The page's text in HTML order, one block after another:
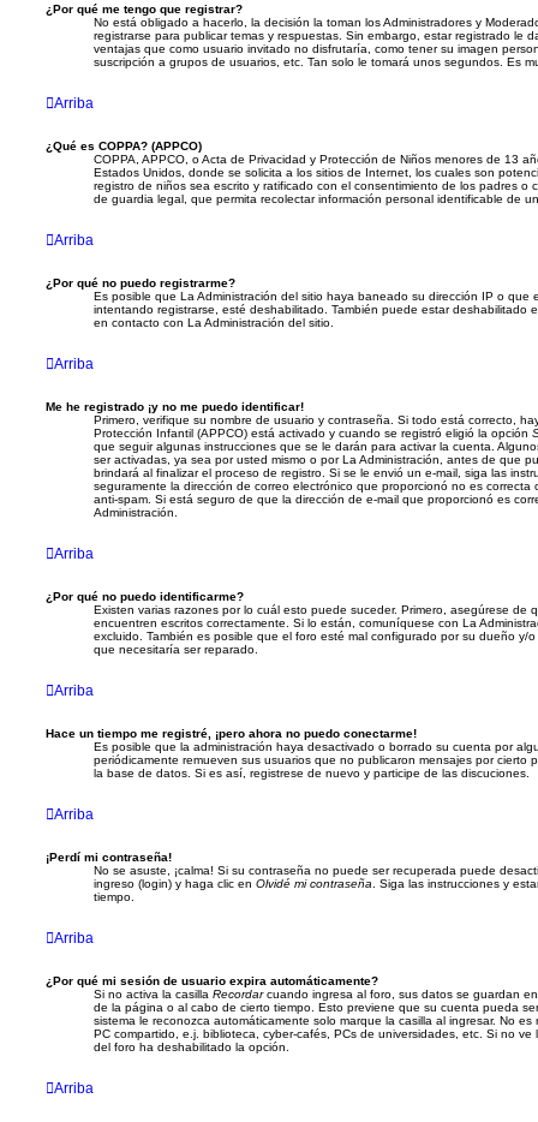
¿Por qué me tengo que registrar?
No está obligado a hacerlo, la decisión la toman los Administradores y
registrarse para publicar temas y respuestas. Sin embargo, estar registrado le
ventajas que como usuario invitado no disfrutaría, como tener su imagen
suscripción a grupos de usuarios, etc. Tan solo le tomará unos segundos. Es
Arriba
¿Qué es COPPA? (APPCO)
COPPA, APPCO, o Acta de Privacidad y Protección de Niños menores de 13
Estados Unidos, donde se solicita a los sitios de Internet, los cuales son
registro de niños sea escrito y ratificado con el consentimiento de los padres o
de guardia legal, que permita recolectar información personal identificable de
Arriba
¿Por qué no puedo registrarme?
Es posible que La Administración del sitio haya baneado su dirección IP o que
intentando registrarse, esté deshabilitado. También puede estar deshabilitado
en contacto con La Administración del sitio.
Arriba
Me he registrado ¡y no me puedo identificar!
Primero, verifique su nombre de usuario y contraseña. Si todo está correcto,
Protección Infantil (APPCO) está activado y cuando se registró eligió la opción
que seguir algunas instrucciones que se le darán para activar la cuenta.
ser activadas, ya sea por usted mismo o por La Administración, antes de que
brindará al finalizar el proceso de registro. Si se le envió un e-mail, siga las
seguramente la dirección de correo electrónico que proporcionó no es
anti-spam. Si está seguro de que la dirección de e-mail que proporcionó es
Administración.
Arriba
¿Por qué no puedo identificarme?
Existen varias razones por lo cuál esto puede suceder. Primero, asegúrese de
encuentren escritos correctamente. Si lo están, comuníquese con La
excluido. También es posible que el foro esté mal configurado por su dueño y/
que necesitaría ser reparado.
Arriba
Hace un tiempo me registré, ¡pero ahora no puedo conectarme!
Es posible que la administración haya desactivado o borrado su cuenta por
periódicamente remueven sus usuarios que no publicaron mensajes por cierto
la base de datos. Si es así, registrese de nuevo y participe de las discuciones.
Arriba
¡Perdí mi contraseña!
No se asuste, ¡calma! Si su contraseña no puede ser recuperada puede
ingreso (login) y haga clic en Olvidé mi contraseña . Siga las instrucciones y
tiempo.
Arriba
¿Por qué mi sesión de usuario expira automáticamente?
Si no activa la casilla Recordarcuando ingresa al foro, sus datos se guardan
de la página o al cabo de cierto tiempo. Esto previene que su cuenta pueda
sistema le reconozca automáticamente solo marque la casilla al ingresar. No
PC compartido, e.j. biblioteca, cyber-cafés, PCs de universidades, etc. Si no ve
del foro ha deshabilitado la opción.
Arriba